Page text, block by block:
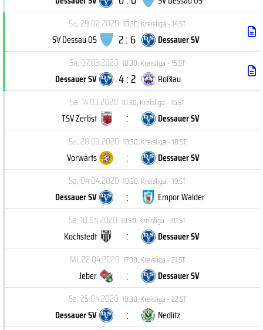
Sa, 29.02.2020 10:30,Kreisliga - 14.ST
SV Dessau 05 2 : 6
Dessauer SV
Sa, 07.03.2020 10:30,Kreisliga - 15.ST
Dessauer SV 4 : 2
Roßlau
Sa, 14.03.2020 10:30,Kreisliga - 16.ST
TSV Zerbst :
Dessauer SV
Sa, 28.03.2020 10:30,Kreisliga - 18.ST
Vorwärts :
Dessauer SV
Sa, 04.04.2020 10:30,Kreisliga - 19.ST
Dessauer SV :
Empor Walder
Sa, 18.04.2020 10:30,Kreisliga - 20.ST
Kochstedt :
Dessauer SV
Mi, 22.04.2020 17:30,Kreisliga - 21.ST
Jeber :
Dessauer SV
Sa, 25.04.2020 10:30,Kreisliga - 22.ST
Dessauer SV : Nedlitz